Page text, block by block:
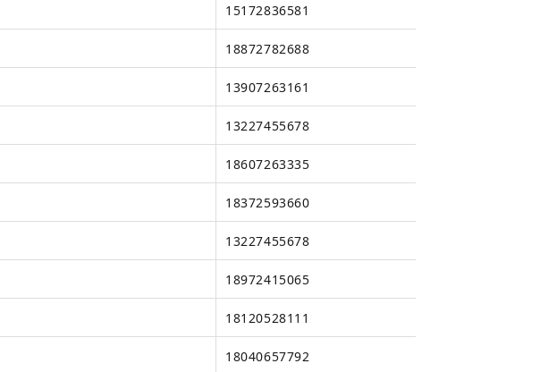
15172836581
18872782688
13907263161
13227455678
18607263335
18372593660
13227455678
18972415065
18120528111
18040657792